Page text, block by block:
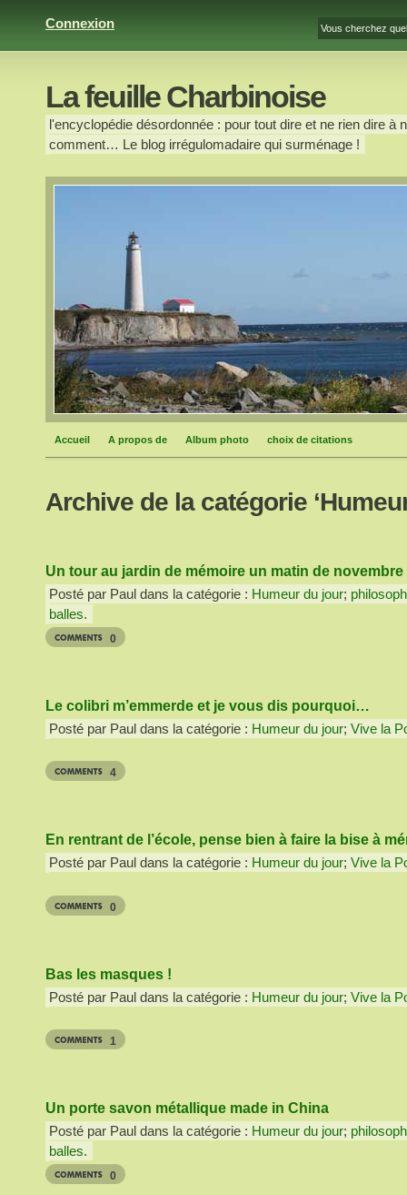
Connexion
La feuille Charbinoise
l'encyclopédie désordonnée : pour tout dire et ne rien dire
comment… Le blog irrégulomadaire qui surménage !
Accueil A propos de Album photo choix de citations
Archive de la catégorie
Un tour au jardin de mémoire un matin de novembre
Posté par Paul dans la catégorie : Humeur du jour;
balles.
0
Le colibri m’emmerde et je vous dis pourquoi…
Posté par Paul dans la catégorie : Humeur du jour; Vive la
4
En rentrant de l’école, pense bien à faire la bise à
Posté par Paul dans la catégorie : Humeur du jour; Vive la
0
Bas les masques !
Posté par Paul dans la catégorie : Humeur du jour; Vive la
1
Un porte savon métallique made in China
Posté par Paul dans la catégorie : Humeur du jour;
balles.
0